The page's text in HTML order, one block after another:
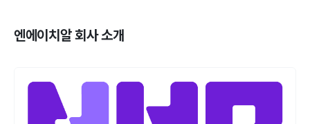
엔에이치알회사 소개